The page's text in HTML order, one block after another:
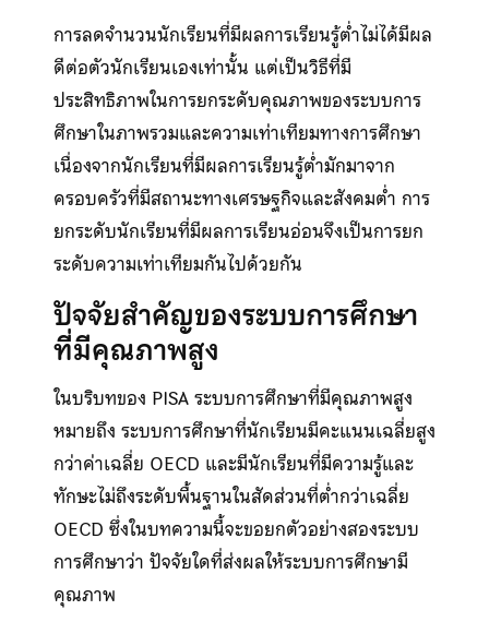
การลดจำนวนนักเรียนที่มีผลการเรียนรู้ต่ำไม่ได้มีผล
ดีต่อตัวนักเรียนเองเท่านั้น แต่เป็นวิธีที่มี
ประสิทธิภาพในการยกระดับคุณภาพของระบบการ
ศึกษาในภาพรวมและความเท่าเทียมทางการศึกษา
เนื่องจากนักเรียนที่มีผลการเรียนรู้ต่ำมักมาจาก
ครอบครัวที่มีสถานะทางเศรษฐกิจและสังคมต่ำ การ
ยกระดับนักเรียนที่มีผลการเรียนอ่อนจึงเป็นการยก
ระดับความเท่าเทียมกันไปด้วยกัน
ปัจจัยสำคัญของระบบการศึกษา
ที่มีคุณภาพสูง
ในบริบทของ PISA ระบบการศึกษาที่มีคุณภาพสูง
หมายถึง ระบบการศึกษาที่นักเรียนมีคะแนนเฉลี่ยสูง
กว่าค่าเฉลี่ย OECD และมีนักเรียนที่มีความรู้และ
ทักษะไม่ถึงระดับพื้นฐานในสัดส่วนที่ต่ำกว่าเฉลี่ย
OECD ซึ่งในบทความนี้จะขอยกตัวอย่างสองระบบ
การศึกษาว่า ปัจจัยใดที่ส่งผลให้ระบบการศึกษามี
คุณภาพ